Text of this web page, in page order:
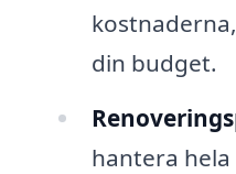
din budget.
hantera